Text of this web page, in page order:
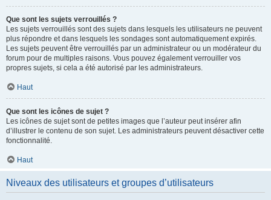
Que sont les sujets verrouillés ?
Les sujets verrouillés sont des sujets dans lesquels les utilisateurs ne peuvent
plus répondre et dans lesquels les sondages sont automatiquement expirés.
Les sujets peuvent être verrouillés par un administrateur ou un modérateur du
forum pour de multiples raisons. Vous pouvez également verrouiller vos
propres sujets, si cela a été autorisé par les administrateurs.
Haut
Que sont les icônes de sujet ?
Les icônes de sujet sont de petites images que l’auteur peut insérer afin
d’illustrer le contenu de son sujet. Les administrateurs peuvent désactiver cette
fonctionnalité.
Haut
Niveaux des utilisateurs et groupes d’utilisateurs